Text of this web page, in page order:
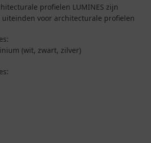
profielen LUMINES zijn
uiteinden voor architecturale profielen
(wit, zwart, zilver)